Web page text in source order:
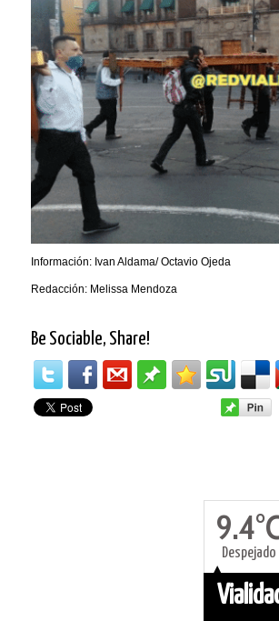
Información: Ivan Aldama/ Octavio Ojeda
Redacción: Melissa Mendoza
Be Sociable, Share!
Despejado